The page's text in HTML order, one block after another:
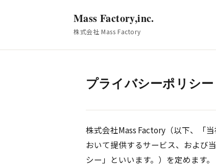
Mass Factory,inc.
株式会社 Mass Factory
プライバシーポリシー
株式会社Mass Factory（以下、「
おいて提供するサービス、および
シー」といいます。）を定めます。